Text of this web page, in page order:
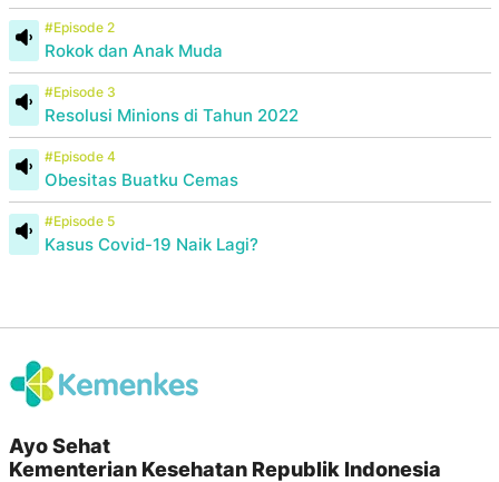
#Episode 2
Rokok dan Anak Muda
#Episode 3
Resolusi Minions di Tahun 2022
#Episode 4
Obesitas Buatku Cemas
#Episode 5
Kasus Covid-19 Naik Lagi?
Ayo Sehat
Kementerian Kesehatan Republik Indonesia